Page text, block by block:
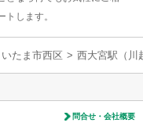
します。
いたま市西区 > 西大宮駅（川
問合せ・会社概要